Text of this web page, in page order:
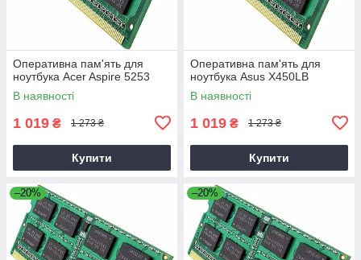
Оперативна пам'ять для
ноутбука Acer Aspire 5253
В наявності
1 019 ₴ 1 273 ₴
Купити
Оперативна пам'ять для
ноутбука Asus X450LB
В наявності
1 019 ₴ 1 273 ₴
Купити
–20% –20%